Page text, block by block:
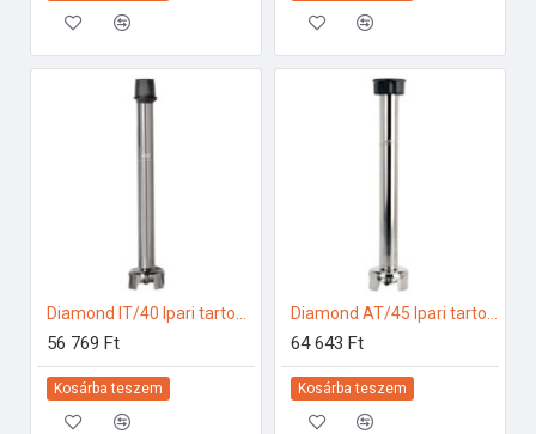
Diamond IT/40 Ipari tartozékok
56 769 Ft
Kosárba teszem
Diamond AT/45 Ipari tartozékok
64 643 Ft
Kosárba teszem